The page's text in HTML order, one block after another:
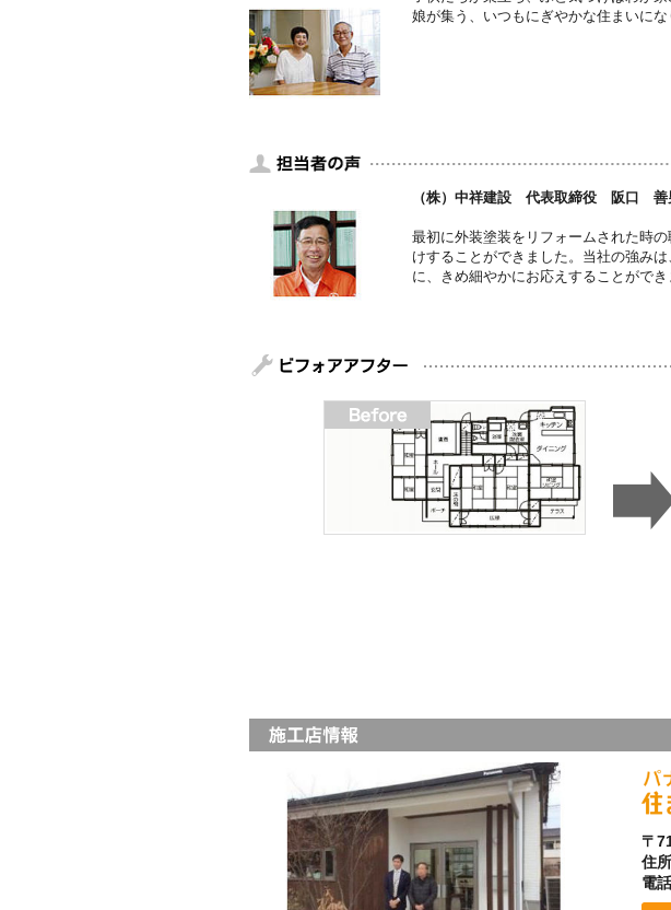
娘が集う、いつもにぎやかな住まいにな
（株）中祥建設 代表取締役 阪口
最初に外装塗装をリフォームされた時
けすることができました。当社の強み
に、きめ細やかにお応えすることができ
〒
住
電